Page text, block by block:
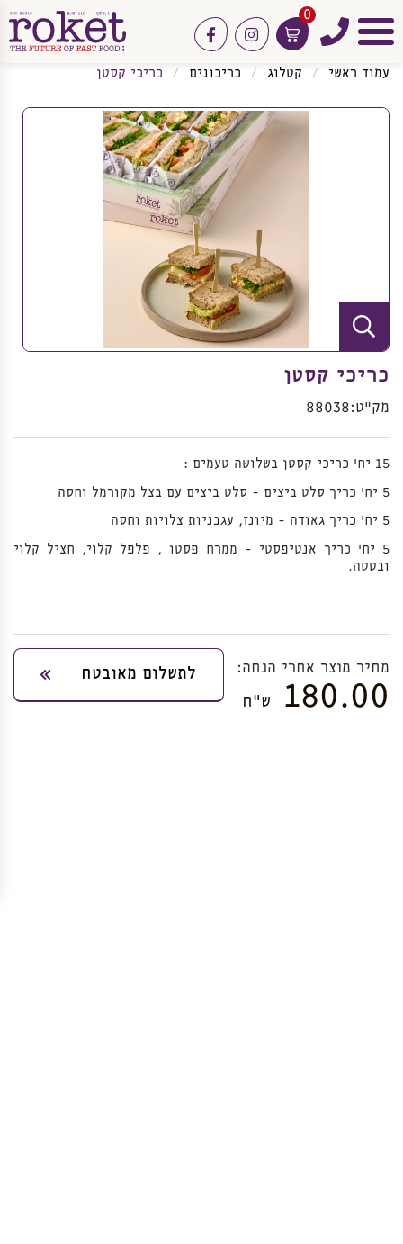
תפריט
טלפון
0
instagram
facebook
עמוד ראשי קטלוג כריכונים כריכי קסטן
כריכי קסטן
מק”ט:88038
15 יח' כריכי קסטן בשלושה טעמים :
5 יח' כריך סלט ביצים - סלט ביצים עם בצל מקורמל וחסה
5 יח' כריך גאודה - מיונז, עגבניות צלויות וחסה
5 יח' כריך אנטיפסטי - ממרח פסטו , פלפל קלוי, חציל קלוי
ובטטה.
מחיר מוצר אחרי הנחה:
180.00 ש”ח
לתשלום מאובטח